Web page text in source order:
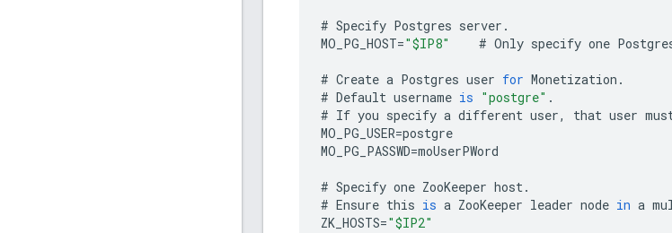
# Specify Postgres server .
MO_PG_HOST="$IP8" # Only specify one
# Create a Postgres user for Monetization .
# Default username is "postgre" .
# If you specify a different user, that user
MO_PG_USER=postgre
MO_PG_PASSWD=moUserPWord
# Specify one ZooKeeper host.
# Ensure this is a ZooKeeper leader node in a
ZK_HOSTS="$IP2"